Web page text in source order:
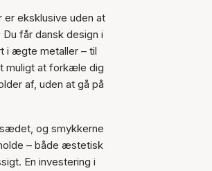
er eksklusive uden at
får dansk design i
i ægte metaller – til
muligt at forkæle dig
af, uden at gå på
og smykkerne
– både æstetisk
En investering i